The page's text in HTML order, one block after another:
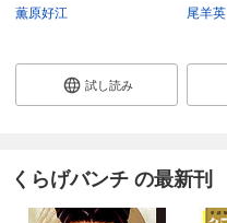
薫原好江
試し読み
尾羊英
くらげバンチ の最新刊